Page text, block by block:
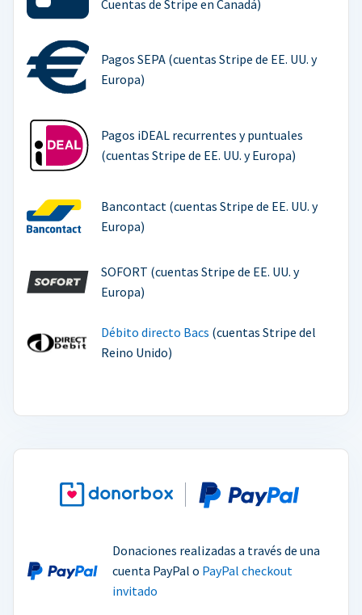
Cuentas de Stripe en Canadá)
Pagos SEPA (cuentas Stripe de EE. UU. y
Europa)
Pagos iDEAL recurrentes y puntuales
(cuentas Stripe de EE. UU. y Europa)
Bancontact (cuentas Stripe de EE. UU. y
Europa)
SOFORT (cuentas Stripe de EE. UU. y
Europa)
Débito directo Bacs (cuentas Stripe del
Reino Unido)
Donaciones realizadas a través de una
cuenta PayPal o PayPal checkout
invitado